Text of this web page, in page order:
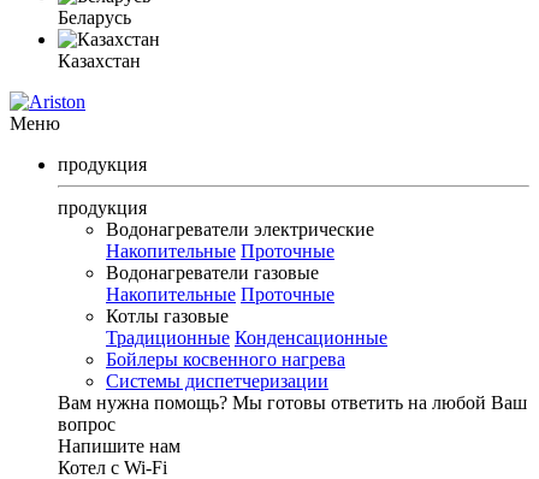
Беларусь
Казахстан
Меню
продукция
продукция
Водонагреватели электрические
Накопительные Проточные
Водонагреватели газовые
Накопительные Проточные
Котлы газовые
Традиционные Конденсационные
Бойлеры косвенного нагрева
Системы диспетчеризации
Вам нужна помощь? Мы готовы ответить на любой Ваш
вопрос
Напишите нам
Котел с Wi-Fi